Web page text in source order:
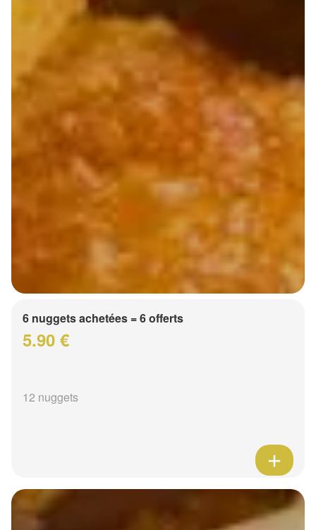
6 nuggets achetées = 6 offerts
5.90 €
12 nuggets